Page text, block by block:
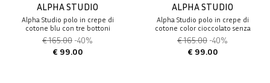
ALPHA STUDIO
Alpha Studio polo in crepe di
cotone blu con tre bottoni
€ 165.00 -40%
€ 99.00
ALPHA STUDIO
Alpha Studio polo in crepe di
cotone color cioccolato senza
bottoni
€ 165.00 -40%
€ 99.00